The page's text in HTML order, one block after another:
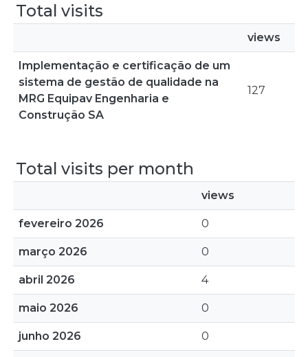
Total visits
views
Implementação e certificação de um
sistema de gestão de qualidade na
MRG Equipav Engenharia e
Construção SA
127
Total visits per month
views
fevereiro 2026 0
março 2026 0
abril 2026 4
maio 2026 0
junho 2026 0